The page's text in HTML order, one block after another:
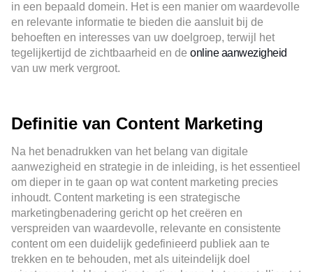
in een bepaald domein. Het is een manier om waardevolle
en relevante informatie te bieden die aansluit bij de
behoeften en interesses van uw doelgroep, terwijl het
tegelijkertijd de zichtbaarheid en de online aanwezigheid
van uw merk vergroot.
Definitie van Content Marketing
Na het benadrukken van het belang van digitale
aanwezigheid en strategie in de inleiding, is het essentieel
om dieper in te gaan op wat content marketing precies
inhoudt. Content marketing is een strategische
marketingbenadering gericht op het creëren en
verspreiden van waardevolle, relevante en consistente
content om een duidelijk gedefinieerd publiek aan te
trekken en te behouden, met als uiteindelijk doel